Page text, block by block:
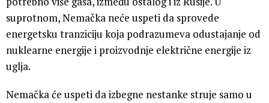
suprotnom, Nemačka neće uspeti da sprovede
energetsku tranziciju koja podrazumeva odustajanje od
nuklearne energije i proizvodnje električne energije iz
uglja.
Nemačka će uspeti da izbegne nestanke struje samo u